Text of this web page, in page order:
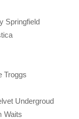
Springfield
Troggs
Undergroud
Waits